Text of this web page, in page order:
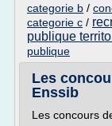
categorie b /
categorie c /
publique
publique
Les
Enssib
Les concours